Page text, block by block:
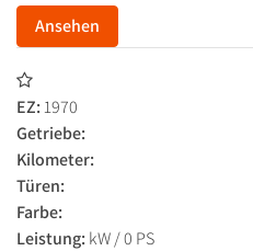
Ansehen
EZ: 1970
Getriebe:
Kilometer:
Türen:
Farbe:
Leistung: kW / 0 PS